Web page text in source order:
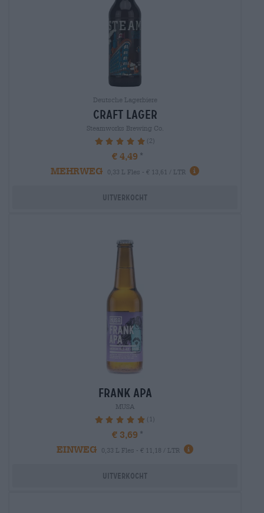
Deutsche Lagerbiere
craft lager
Steamworks Brewing Co.
100% (2)
€ 4,49
MEHRWEG
0,33 L Fles - € 13,61 / LTR
Uitverkocht
frank apa
MUSA
100% (1)
€ 3,69
EINWEG
0,33 L Fles - € 11,18 / LTR
Uitverkocht